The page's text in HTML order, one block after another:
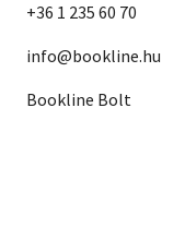
+36 1 235 60 70
info@bookline.hu
Bookline Bolt